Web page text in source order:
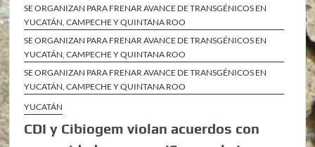
SE ORGANIZAN PARA FRENAR AVANCE DE TRANSGÉNICOS EN
YUCATÁN, CAMPECHE Y QUINTANA ROO
SE ORGANIZAN PARA FRENAR AVANCE DE TRANSGÉNICOS EN
YUCATÁN, CAMPECHE Y QUINTANA ROO
SE ORGANIZAN PARA FRENAR AVANCE DE TRANSGÉNICOS EN
YUCATÁN, CAMPECHE Y QUINTANA ROO
YUCATÁN
CDI y Cibiogem violan acuerdos con